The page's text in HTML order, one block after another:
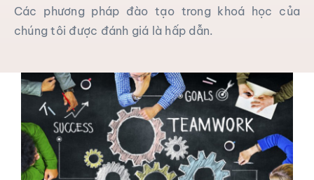
Các phương pháp đào tạo trong khoá học của
chúng tôi được đánh giá là hấp dẫn.